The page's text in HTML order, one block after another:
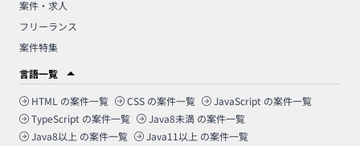
案件・求人
フリーランス
案件特集
言語一覧
HTML の案件一覧 CSS の案件一覧 JavaScript の案件一覧
TypeScript の案件一覧 Java8未満 の案件一覧
Java8以上 の案件一覧 Java11以上 の案件一覧